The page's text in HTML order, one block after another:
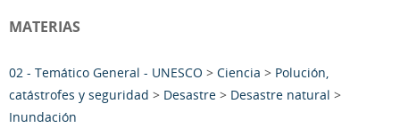
MATERIAS
02 - Temático General - UNESCO > Ciencia > Polución,
catástrofes y seguridad > Desastre > Desastre natural >
Inundación